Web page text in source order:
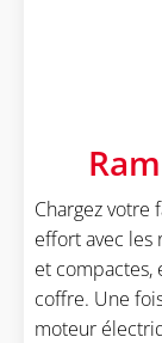
Chargez votre
effort avec les
et compactes,
coffre. Une
moteur